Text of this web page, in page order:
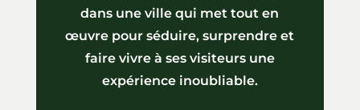
dans une ville qui met tout en
œuvre pour séduire, surprendre et
faire vivre à ses visiteurs une
expérience inoubliable.